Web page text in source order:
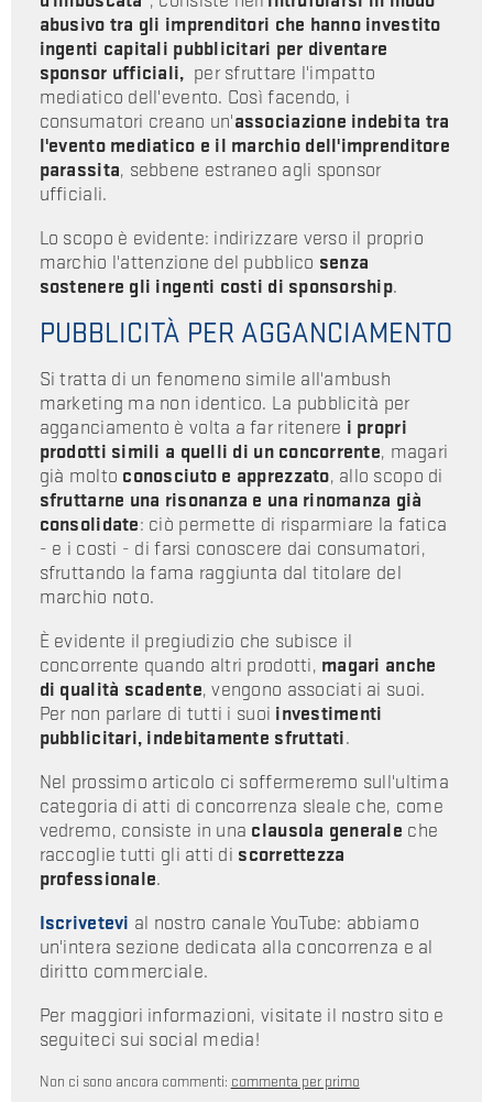
abusivo tra gli imprenditori che hanno investito
ingenti capitali pubblicitari per diventare
sponsor ufficiali, per sfruttare l'impatto
mediatico dell'evento. Così facendo, i
consumatori creano un'associazione indebita tra
l'evento mediatico e il marchio dell'imprenditore
parassita, sebbene estraneo agli sponsor
ufficiali.
Lo scopo è evidente: indirizzare verso il proprio
marchio l'attenzione del pubblico senza
sostenere gli ingenti costi di sponsorship.
PUBBLICITÀ PER AGGANCIAMENTO
Si tratta di un fenomeno simile all'ambush
marketing ma non identico. La pubblicità per
agganciamento è volta a far ritenere i propri
prodotti simili a quelli di un concorrente, magari
già molto conosciuto e apprezzato, allo scopo di
sfruttarne una risonanza e una rinomanza già
consolidate: ciò permette di risparmiare la fatica
- e i costi - di farsi conoscere dai consumatori,
sfruttando la fama raggiunta dal titolare del
marchio noto.
È evidente il pregiudizio che subisce il
concorrente quando altri prodotti, magari anche
di qualità scadente, vengono associati ai suoi.
Per non parlare di tutti i suoi investimenti
pubblicitari, indebitamente sfruttati.
Nel prossimo articolo ci soffermeremo sull'ultima
categoria di atti di concorrenza sleale che, come
vedremo, consiste in una clausola generale che
raccoglie tutti gli atti di scorrettezza
professionale.
Iscrivetevi al nostro canale YouTube: abbiamo
un'intera sezione dedicata alla concorrenza e al
diritto commerciale.
Per maggiori informazioni, visitate il nostro sito e
seguiteci sui social media!
Non ci sono ancora commenti: commenta per primo